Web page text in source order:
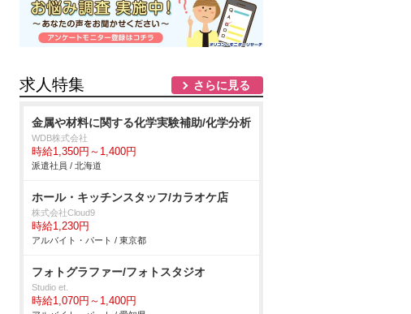
求人特集 さらに見る
金属や材料に関する化学実験補助/化学分析
WDB株式会社
時給1,350円～1,400円
派遣社員 / 北海道
ホール・キッチンスタッフ/カラオケ店
株式会社Cloud9
時給1,230円
アルバイト・パート / 東京都
フォトグラファー/フォトスタジオ
Studio et.
時給1,070円～1,400円